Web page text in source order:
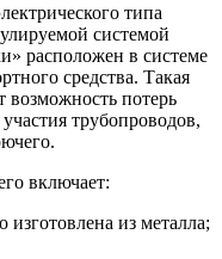
типа
системой
расположен в системе
средства. Такая
возможность потерь
трубопроводов,
включает:
изготовлена из металла;